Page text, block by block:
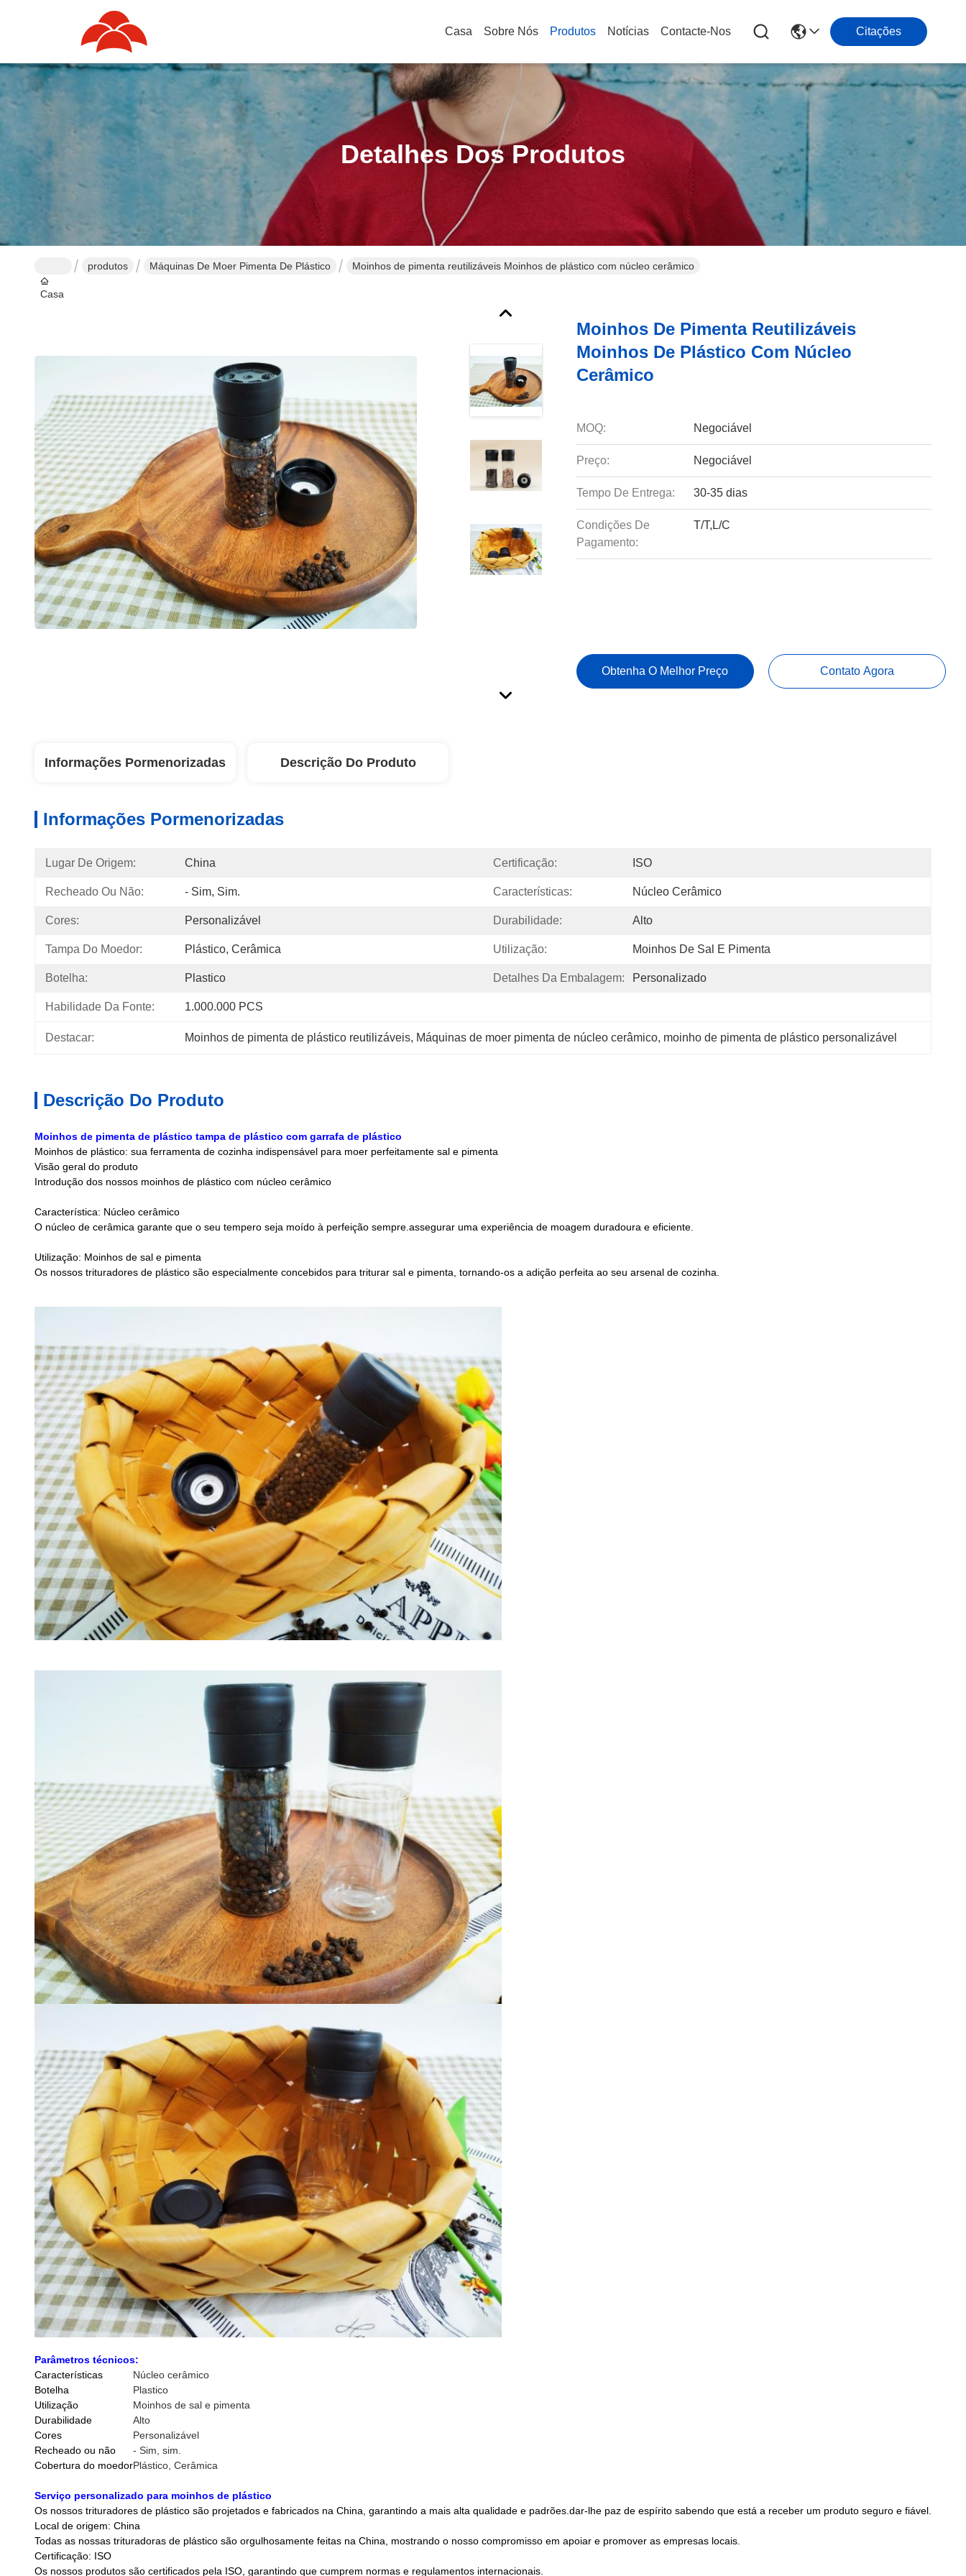
Casa Sobre Nós Produtos Notícias Contacte-Nos Citações
Detalhes Dos Produtos
Casa
produtos Máquinas De Moer Pimenta De Plástico Moinhos de pimenta reutilizáveis Moinhos de plástico com núcleo cerâmico
Moinhos De Pimenta Reutilizáveis
Moinhos De Plástico Com Núcleo
Cerâmico
MOQ: Negociável
Preço: Negociável
Tempo De Entrega: 30-35 dias
Condições De
Pagamento:
T/T,L/C
Obtenha O Melhor Preço Contato Agora
Informações Pormenorizadas Descrição Do Produto
Informações Pormenorizadas
Lugar De Origem: China Certificação: ISO
Recheado Ou Não: - Sim, Sim. Características: Núcleo Cerâmico
Cores: Personalizável Durabilidade: Alto
Tampa Do Moedor: Plástico, Cerâmica Utilização: Moinhos De Sal E Pimenta
Botelha: Plastico Detalhes Da Embalagem: Personalizado
Habilidade Da Fonte: 1.000.000 PCS
Destacar: Moinhos de pimenta de plástico reutilizáveis, Máquinas de moer pimenta de núcleo cerâmico, moinho de pimenta de plástico personalizável
Descrição Do Produto
Moinhos de pimenta de plástico tampa de plástico com garrafa de plástico
Moinhos de plástico: sua ferramenta de cozinha indispensável para moer perfeitamente sal e pimenta
Visão geral do produto
Introdução dos nossos moinhos de plástico com núcleo cerâmico
Característica: Núcleo cerâmico
O núcleo de cerâmica garante que o seu tempero seja moído à perfeição sempre.assegurar uma experiência de moagem duradoura e eficiente.
Utilização: Moinhos de sal e pimenta
Os nossos trituradores de plástico são especialmente concebidos para triturar sal e pimenta, tornando-os a adição perfeita ao seu arsenal de cozinha.
Parâmetros técnicos:
Características
Núcleo cerâmico
Botelha
Plastico
Utilização
Moinhos de sal e pimenta
Durabilidade
Alto
Cores
Personalizável
Recheado ou não
- Sim, sim.
Cobertura do moedorPlástico, Cerâmica
Serviço personalizado para moinhos de plástico
Os nossos trituradores de plástico são projetados e fabricados na China, garantindo a mais alta qualidade e padrões.dar-lhe paz de espírito sabendo que está a receber um produto seguro e fiável.
Local de origem: China
Todas as nossas trituradoras de plástico são orgulhosamente feitas na China, mostrando o nosso compromisso em apoiar e promover as empresas locais.
Certificação: ISO
Os nossos produtos são certificados pela ISO, garantindo que cumprem normas e regulamentos internacionais.